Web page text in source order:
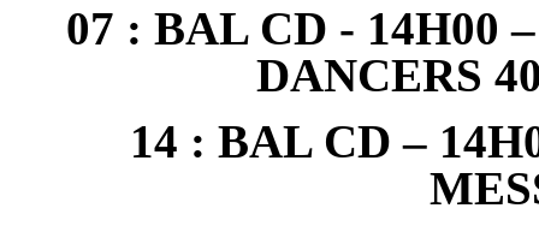
07 : BAL CD - 14H00
DANCERS
14 : BAL CD –